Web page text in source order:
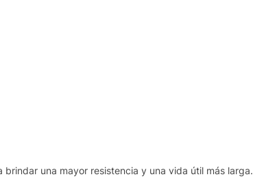
una mayor resistencia y una vida útil más larga.